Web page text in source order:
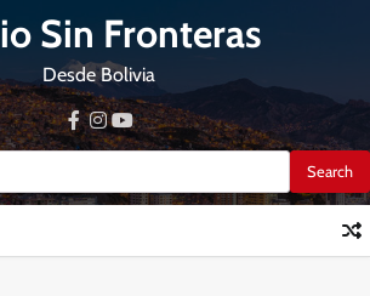
Sin Fronteras
Desde Bolivia
facebook
instagram
youtube